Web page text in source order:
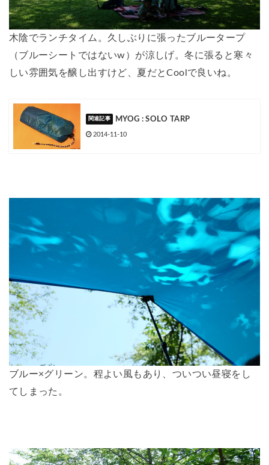
木陰でランチタイム。久しぶりに張ったブルータープ
（ブルーシートではないw）が涼しげ。冬に張ると寒々
しい雰囲気を醸し出すけど、夏だとCoolで良いね。
MYOG : SOLO TARP
2014-11-10
ブルー×グリーン。程よい風もあり、ついつい昼寝をし
てしまった。